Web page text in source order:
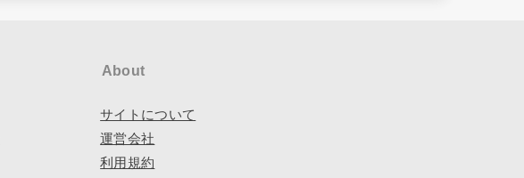
About
サイトについて
運営会社
利用規約